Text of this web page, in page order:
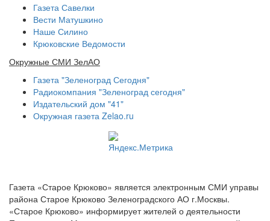
Газета Савелки
Вести Матушкино
Наше Силино
Крюковские Ведомости
Окружные СМИ ЗелАО
Газета "Зеленоград Сегодня"
Радиокомпания "Зеленоград сегодня"
Издательский дом "41"
Окружная газета Zelao.ru
Газета «Старое Крюково» является электронным СМИ управы
района Старое Крюково Зеленоградского АО г.Москвы.
«Старое Крюково» информирует жителей о деятельности